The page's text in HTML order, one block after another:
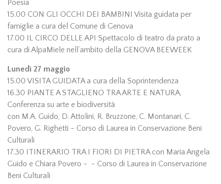
Poesia
15.00 CON GLI OCCHI DEI BAMBINI Visita guidata per
famiglie a cura del Comune di Genova
17.00 IL CIRCO DELLE API Spettacolo di teatro da prato a
cura di AlpaMiele nell’ambito della GENOVA BEEWEEK
Lunedì 27 maggio
15.00 VISITA GUIDATA a cura della Soprintendenza
16.30 PIANTE A STAGLIENO TRA ARTE E NATURA,
Conferenza su arte e biodiversità
con M.A. Guido, D. Attolini, R. Bruzzone, C. Montanari, C.
Povero, G. Righetti - Corso di Laurea in Conservazione Beni
Culturali
17.30 ITINERARIO TRA I FIORI DI PIETRA con Maria Angela
Guido e Chiara Povero - - Corso di Laurea in Conservazione
Beni Culturali